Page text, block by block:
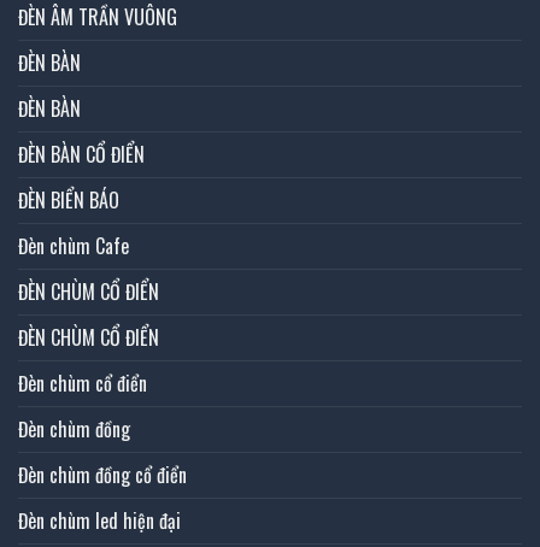
ĐÈN ÂM TRẦN VUÔNG
ĐÈN BÀN
ĐÈN BÀN
ĐÈN BÀN CỔ ĐIỂN
ĐÈN BIỂN BÁO
Đèn chùm Cafe
ĐÈN CHÙM CỔ ĐIỂN
ĐÈN CHÙM CỔ ĐIỂN
Đèn chùm cổ điển
Đèn chùm đồng
Đèn chùm đồng cổ điển
Đèn chùm led hiện đại